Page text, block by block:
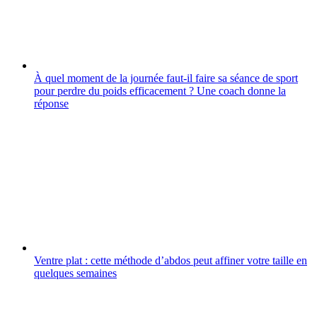
À quel moment de la journée faut-il faire sa séance de sport
pour perdre du poids efficacement ? Une coach donne la
réponse
Ventre plat : cette méthode d’abdos peut affiner votre taille en
quelques semaines